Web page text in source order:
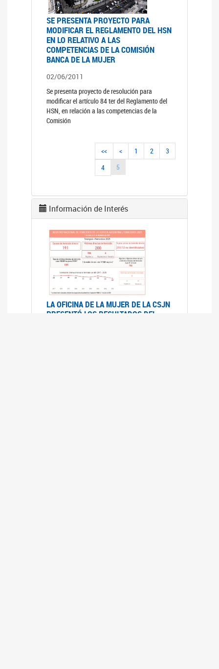
SE PRESENTA PROYECTO PARA
MODIFICAR EL REGLAMENTO DEL HSN
EN LO RELATIVO A LAS
COMPETENCIAS DE LA COMISIÓN
BANCA DE LA MUJER
02/06/2011
Se presenta proyecto de resolución para
modificar el artículo 84 ter del Reglamento del
HSN, en relación a las competencias de la
Comisión
<< < 1 2
3
4
5
Información de Interés
LA OFICINA DE LA MUJER DE LA CSJN
PRESENTÓ LOS RESULTADOS DEL